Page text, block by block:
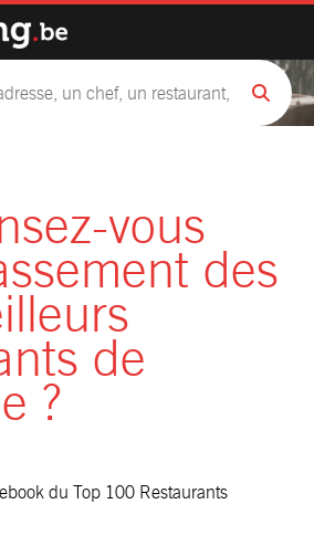
vous
des
de
?
du Top 100 Restaurants